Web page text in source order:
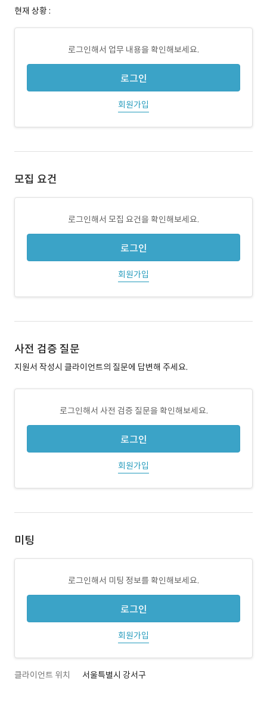
현재 상황 :
로그인해서 업무 내용을 확인해보세요.
로그인
회원가입
모집 요건
로그인해서 모집 요건을 확인해보세요.
로그인
회원가입
사전 검증 질문
지원서 작성시 클라이언트의 질문에 답변해 주세요.
로그인해서 사전 검증 질문을 확인해보세요.
로그인
회원가입
미팅
로그인해서 미팅 정보를 확인해보세요.
로그인
회원가입
클라이언트 위치 서울특별시 강서구